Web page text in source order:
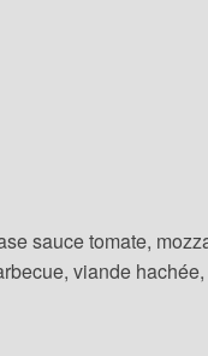
sauce tomate,
viande